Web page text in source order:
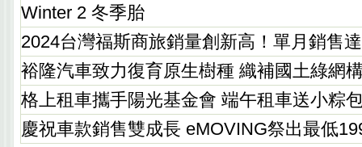
Winter 2 冬季胎
2024台灣福斯商旅銷量創新高！單月銷售
裕隆汽車致力復育原生樹種 織補國土綠網
格上租車攜手陽光基金會 端午租車送小粽
慶祝車款銷售雙成長 eMOVING祭出最低